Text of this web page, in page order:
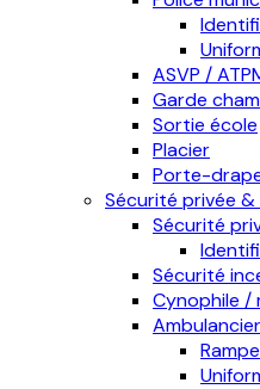
ASVP /
Garde
Sortie école
Placier
Porte-
Sécurité privée &
Sécurité
Sécurité
Cynophile /
Ambulancier